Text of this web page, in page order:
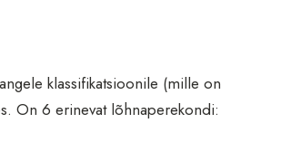
klassifikatsioonile (mille on
On 6 erinevat lõhnaperekondi: